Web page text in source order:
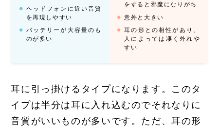
ヘッドフォンに近い音質
を再現しやすい
バッテリーが大容量のも
のが多い
をすると邪魔になりがち
意外と大きい
耳の形との相性があり、
人によっては凄く外れや
すい
耳に引っ掛けるタイプになります。このタ
イプは半分は耳に入れ込むのでそれなりに
音質がいいものが多いです。ただ、耳の形